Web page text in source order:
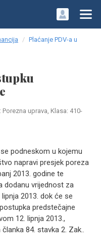
Plaćanje PDV-a u
uprava, Klasa: 410-
podneskom u kojemu
napravi presjek poreza
2013. godine te
dodanu vrijednost za
2013. dok će se
predstečajne
12. lipnja 2013.,
84. stavka 2. Zak..